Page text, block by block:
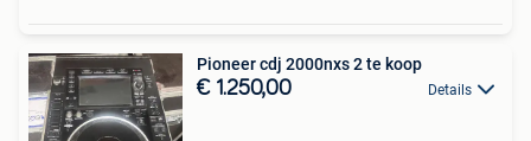
Pioneer cdj 2000nxs 2 te koop
€ 1.250,00 Details